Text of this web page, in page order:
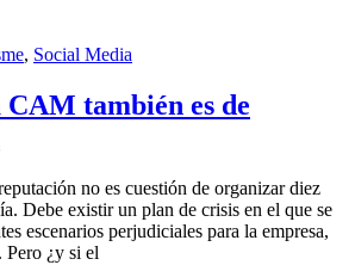
, Social Media
también es de
no es cuestión de organizar diez
Debe existir un plan de crisis en el que se
escenarios perjudiciales para la empresa,
¿y si el